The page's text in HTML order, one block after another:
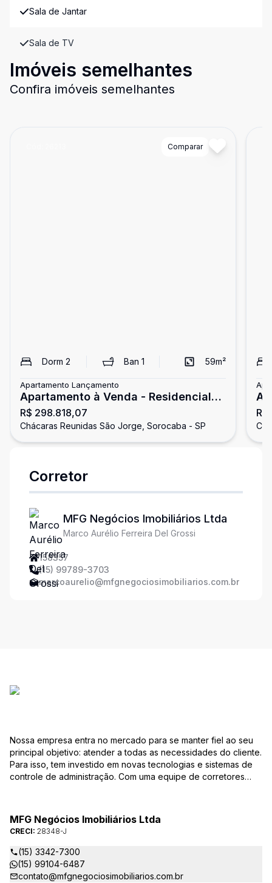
Sala de Jantar
Sala de TV
Imóveis semelhantes
Confira imóveis semelhantes
Comparar
Dorm 2 Ban 1 59m²
Apartamento Lançamento
Apartamento à Venda - Residencial
Magnific | Sorocaba SP
R$ 298.818,07
Chácaras Reunidas São Jorge, Sorocaba - SP
Corretor
MFG Negócios Imobiliários Ltda
Marco Aurélio Ferreira Del Grossi
158357
(15) 99789-3703
marcoaurelio@mfgnegociosimobiliarios.com.br
Nossa empresa entra no mercado para se manter fiel ao seu
principal objetivo: atender a todas as necessidades do cliente.
Para isso, tem investido em novas tecnologias e sistemas de
controle de administração. Com uma equipe de corretores
comerciais, terrenos etc. para compra e venda. As consultas
podem ser feitas por telefone, pessoalmente, ou pela Internet,
pela pesquisa para Vendas. Um módulo de super busca irá
pesquisar entre as ofertas o imóvel com as características que
você procura. em instantes você terá as informações sobre o
resultado, podendo, inclusive marcar visita ou pesquisar
MFG Negócios Imobiliários Ltda
CRECI: 28348-J
(15) 3342-7300
(15) 99104-6487
contato@mfgnegociosimobiliarios.com.br